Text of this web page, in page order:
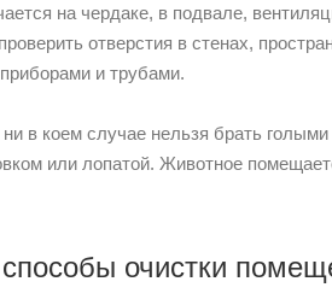
на чердаке, в подвале,
отверстия в стенах,
и трубами.
в коем случае нельзя брать
или лопатой. Животное
очистки